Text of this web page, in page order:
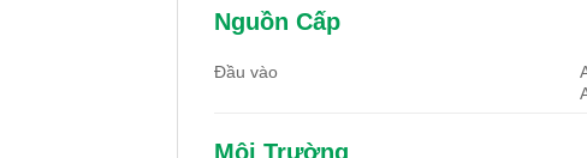
Nguồn Cấp
Đầu vào
Môi Trường